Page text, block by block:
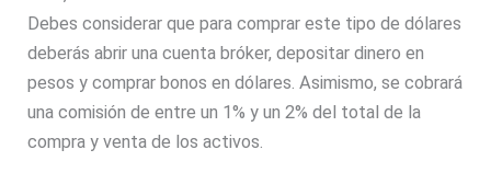
Debes considerar que para comprar este tipo de dólares
deberás abrir una cuenta bróker, depositar dinero en
pesos y comprar bonos en dólares. Asimismo, se cobrará
una comisión de entre un 1% y un 2% del total de la
compra y venta de los activos.